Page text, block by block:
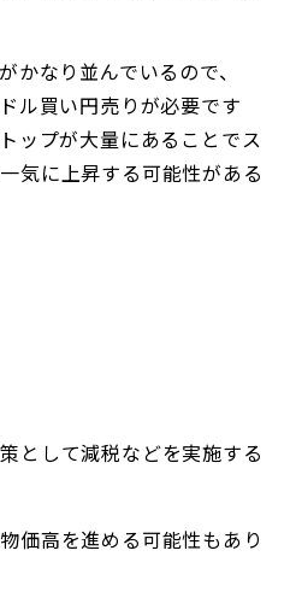
かなり並んでいるので、
ル買い円売りが必要です
ップが大量にあることでス
気に上昇する可能性がある
として減税などを実施する
価高を進める可能性もあり